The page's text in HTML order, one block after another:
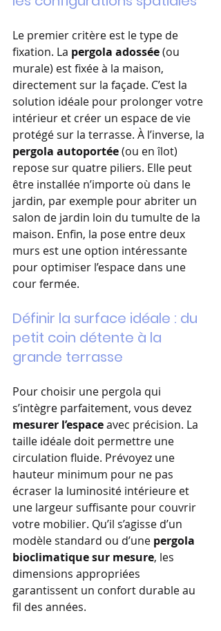
Le premier critère est le type de
fixation. La pergola adossée (ou
murale) est fixée à la maison,
directement sur la façade. C’est la
solution idéale pour prolonger votre
intérieur et créer un espace de vie
protégé sur la terrasse. À l’inverse, la
pergola autoportée (ou en îlot)
repose sur quatre piliers. Elle peut
être installée n’importe où dans le
jardin, par exemple pour abriter un
salon de jardin loin du tumulte de la
maison. Enfin, la pose entre deux
murs est une option intéressante
pour optimiser l’espace dans une
cour fermée.
Définir la surface idéale : du
petit coin détente à la
grande terrasse
Pour choisir une pergola qui
s’intègre parfaitement, vous devez
mesurer l’espace avec précision. La
taille idéale doit permettre une
circulation fluide. Prévoyez une
hauteur minimum pour ne pas
écraser la luminosité intérieure et
une largeur suffisante pour couvrir
votre mobilier. Qu’il s’agisse d’un
modèle standard ou d’une pergola
bioclimatique sur mesure, les
dimensions appropriées
garantissent un confort durable au
fil des années.